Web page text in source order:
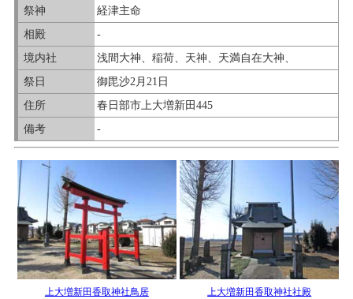
祭神
経津主命
相殿
-
境内社
浅間大神、稲荷、天神、天満自在大神、
祭日
御毘沙2月21日
住所
春日部市上大増新田445
備考
-
上大増新田香取神社鳥居 上大増新田香取神社社殿